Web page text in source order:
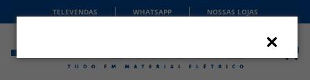
TELEVENDAS WHATSAPP NOSSAS LOJAS